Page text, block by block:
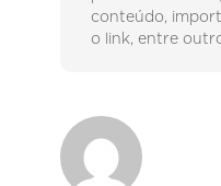
conteúdo,
o link, entre